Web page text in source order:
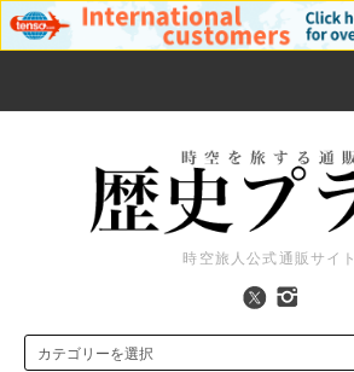
時空旅人公式通販サイト